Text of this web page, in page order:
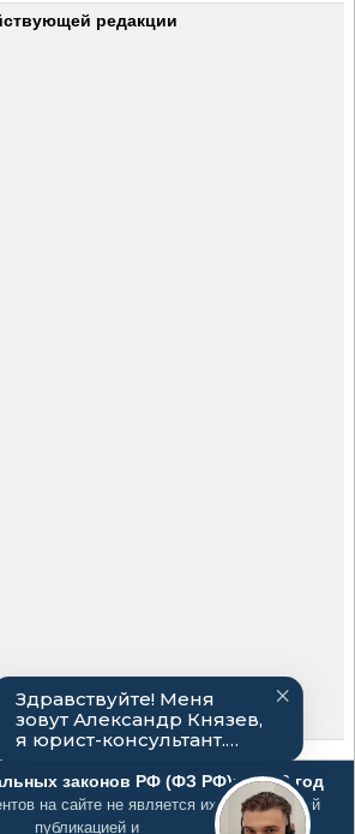
редакции
законов РФ (ФЗ РФ)», 2026 год
на сайте не является их официальной
публикацией и